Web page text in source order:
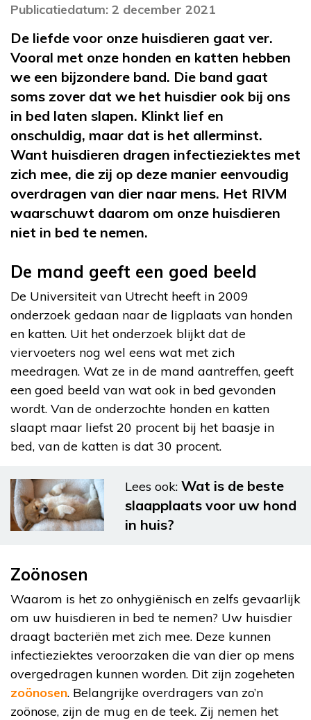
Publicatiedatum: 2 december 2021
De liefde voor onze huisdieren gaat ver.
Vooral met onze honden en katten hebben
we een bijzondere band. Die band gaat
soms zover dat we het huisdier ook bij ons
in bed laten slapen. Klinkt lief en
onschuldig, maar dat is het allerminst.
Want huisdieren dragen infectieziektes met
zich mee, die zij op deze manier eenvoudig
overdragen van dier naar mens. Het RIVM
waarschuwt daarom om onze huisdieren
niet in bed te nemen.
De mand geeft een goed beeld
De Universiteit van Utrecht heeft in 2009
onderzoek gedaan naar de ligplaats van honden
en katten. Uit het onderzoek blijkt dat de
viervoeters nog wel eens wat met zich
meedragen. Wat ze in de mand aantreffen, geeft
een goed beeld van wat ook in bed gevonden
wordt. Van de onderzochte honden en katten
slaapt maar liefst 20 procent bij het baasje in
bed, van de katten is dat 30 procent.
Lees ook: Wat is de beste
slaapplaats voor uw hond
in huis?
Zoönosen
Waarom is het zo onhygiënisch en zelfs gevaarlijk
om uw huisdieren in bed te nemen? Uw huisdier
draagt bacteriën met zich mee. Deze kunnen
infectieziektes veroorzaken die van dier op mens
overgedragen kunnen worden. Dit zijn zogeheten
zoönosen. Belangrijke overdragers van zo’n
zoönose, zijn de mug en de teek. Zij nemen het